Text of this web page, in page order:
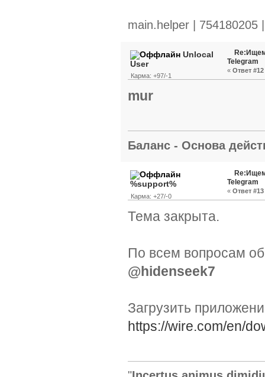
main.helper |
Unlocal
User
Карма: +97/-1
Telegram
« Ответ
mur
Баланс - Основа
%support%
Карма: +27/-0
Telegram
« Ответ
Тема закрыта.
По всем вопросам
@hidenseek7
Загрузить
https://wire.com/en/